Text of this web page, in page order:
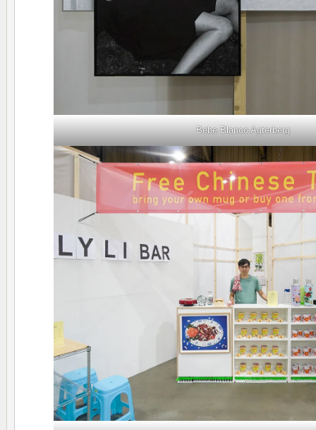
Bebe Blanco Agterberg